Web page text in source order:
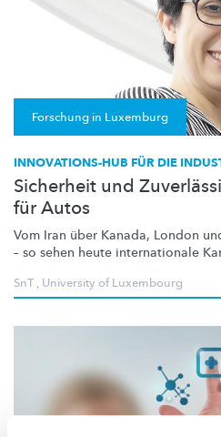
Forschung in Luxemburg
INNOVATIONS-HUB FÜR DIE
Sicherheit und
für Autos
Vom Iran über Kanada, London
– so sehen heute internationale
SnT, University of Luxembourg